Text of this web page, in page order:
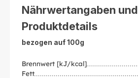
Nährwertangaben und
Produktdetails
bezogen auf 100g
Brennwert [kJ/kcal]
Fett